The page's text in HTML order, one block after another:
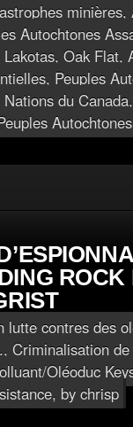
minières,
Autochtones
Lakotas, Oak Flat,
, Peuples
du Canada
Autochtones
ROCK
lutte contres des
, Criminalisation
Oléoduc
, by chrisp